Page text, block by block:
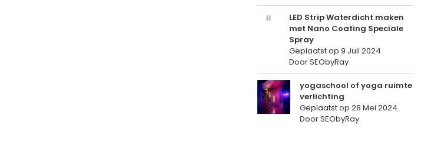
LED Strip Waterdicht maken
met Nano Coating Speciale
Spray
Geplaatst op9 Juli 2024
Door SEObyRay
yogaschool of yoga ruimte
verlichting
Geplaatst op 28 Mei 2024
Door SEObyRay